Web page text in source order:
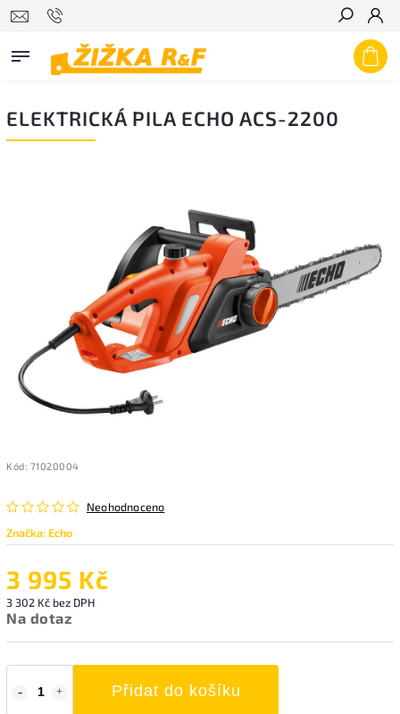
Hledat
ELEKTRICKÁ PILA ECHO ACS-2200
Kód: 71020004
Neohodnoceno
Značka:Echo
3 995 Kč
3 302 Kč bez DPH
Na dotaz
Přidat do košíku